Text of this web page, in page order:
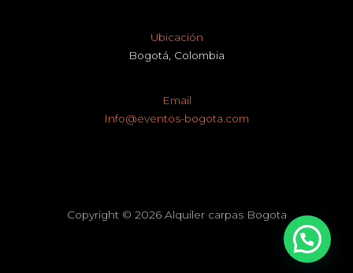
Ubicación
Bogotá, Colombia
Email
Info@eventos-bogota.com
Copyright © 2026 Alquiler carpas Bogota